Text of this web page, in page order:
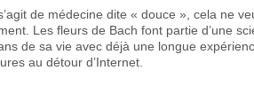
de médecine dite « douce », cela ne
Les fleurs de Bach font partie d’une
de sa vie avec déjà une longue
au détour d’Internet.